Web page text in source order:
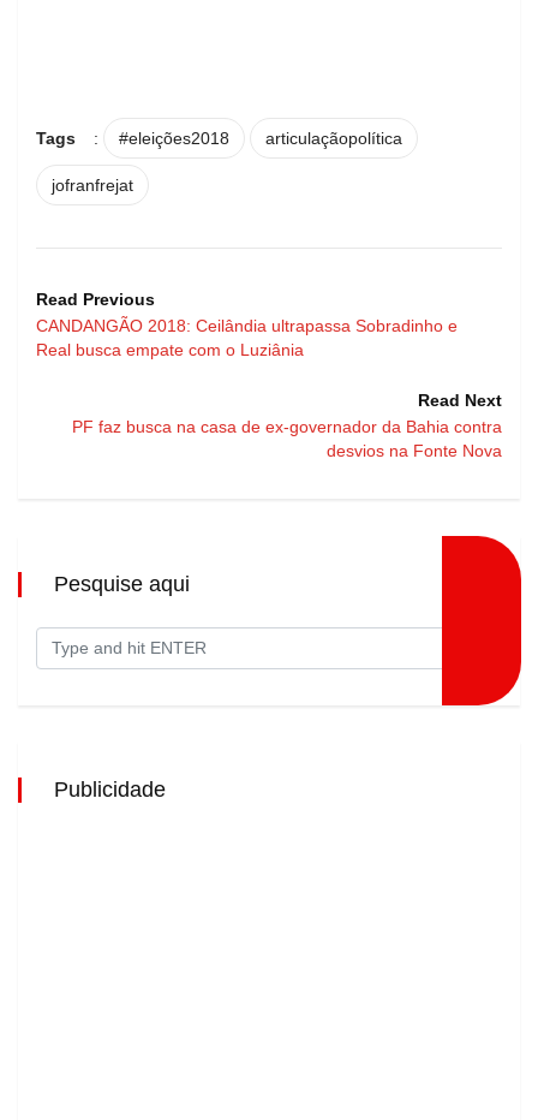
Tags : #eleições2018 articulaçãopolítica
jofranfrejat
Read Previous
CANDANGÃO 2018: Ceilândia ultrapassa Sobradinho e
Real busca empate com o Luziânia
Read Next
PF faz busca na casa de ex-governador da Bahia contra
desvios na Fonte Nova
Pesquise aqui
Publicidade